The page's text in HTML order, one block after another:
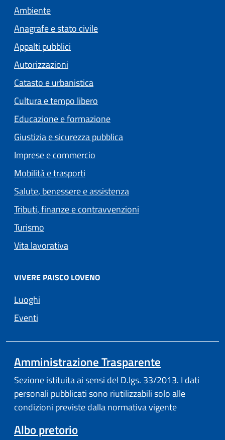
Ambiente
Anagrafe e stato civile
Appalti pubblici
Autorizzazioni
Catasto e urbanistica
Cultura e tempo libero
Educazione e formazione
Giustizia e sicurezza pubblica
Imprese e commercio
Mobilità e trasporti
Salute, benessere e assistenza
Tributi, finanze e contravvenzioni
Turismo
Vita lavorativa
VIVERE PAISCO LOVENO
Luoghi
Eventi
Amministrazione Trasparente
Sezione istituita ai sensi del D.lgs. 33/2013. I dati
personali pubblicati sono riutilizzabili solo alle
condizioni previste dalla normativa vigente
Albo pretorio